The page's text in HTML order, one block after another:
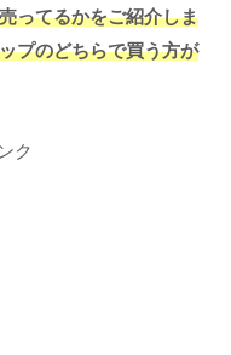
ってるかをご紹介しま
プのどちらで買う方が
ク